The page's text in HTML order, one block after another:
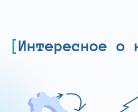
Интересное о